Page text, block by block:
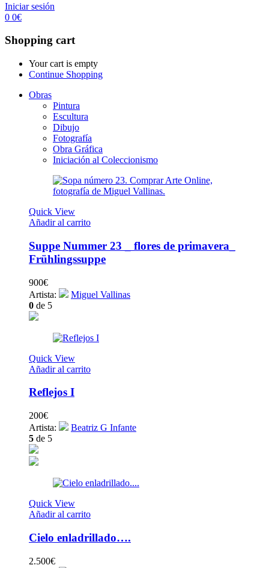
Iniciar sesión
0 0€
Shopping cart
Your cart is empty
Continue Shopping
Obras
Pintura
Escultura
Dibujo
Fotografía
Obra Gráfica
Iniciación al Coleccionismo
Quick View
Añadir al carrito
Suppe Nummer 23 _ flores de primavera_
Frühlingssuppe
900€
Artista:
Miguel Vallinas
0 de 5
Quick View
Añadir al carrito
Reflejos I
200€
Artista:
Beatriz G Infante
5 de 5
Quick View
Añadir al carrito
Cielo enladrillado….
2.500€